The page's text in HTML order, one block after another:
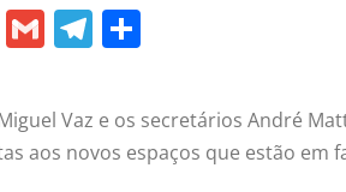
O G
ai
l
T
e
gr
a
re
Vaz e os secretários André
aos novos espaços que estão em